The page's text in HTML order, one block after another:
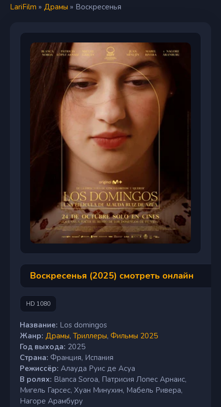
LariFilm » Драмы » Воскресенья
Воскресенья (2025) смотреть онлайн
HD 1080
Название: Los domingos
Жанр: Драмы, Триллеры, Фильмы 2025
Год выхода: 2025
Страна: Франция, Испания
Режиссёр: Алауда Руис де Асуа
В ролях: Blanca Soroa, Патрисия Лопес Арнаис,
Мигель Гарсес, Хуан Минухин, Мабель Ривера,
Нагоре Арамбуру